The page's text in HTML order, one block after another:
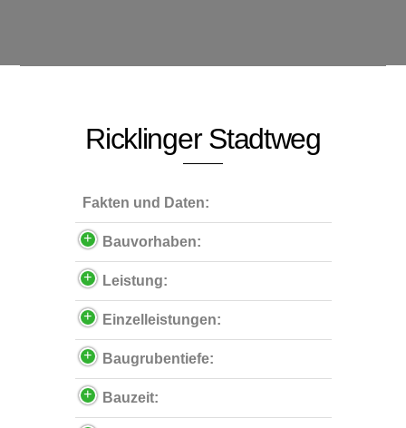
Ricklinger Stadtweg
Fakten und Daten:
Bauvorhaben:
Leistung:
Einzelleistungen:
Baugrubentiefe:
Bauzeit: